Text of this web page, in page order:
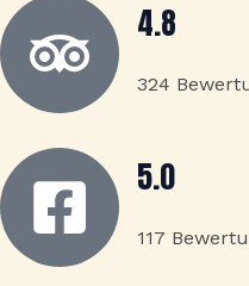
4.8
324
5.0
117